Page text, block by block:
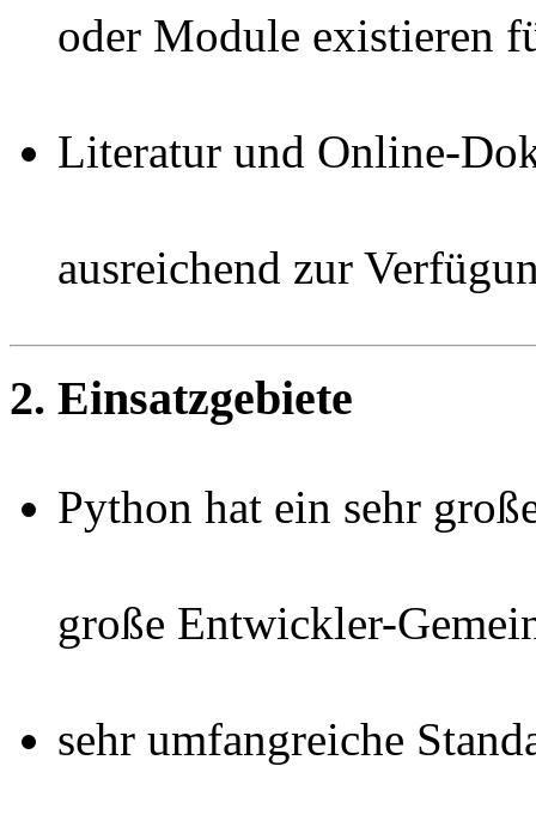
oder Module existieren
Literatur und Online-
ausreichend zur
2. Einsatzgebiete
Python hat ein sehr
große Entwickler-
sehr umfangreiche